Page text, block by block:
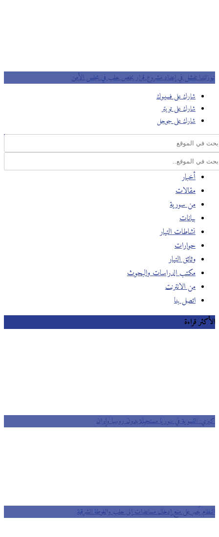
نيوزلندا تفشل في إعداد مشروع قرار يخص حلب في مجلس اﻷمن
شارك على فسيبوك
شارك على تويتر
شارك على جوجل
أخبار
مقالات
من سورية
بيانات
نشاطات التيار
حوارات
وثائق التيار
مكتب الدراسات والبحوث
من الانترنت
اتصل بنا
الأكثر قراءة
كيري: التسوية في سوريا مستحيلة بدون روسيا وإيران
النظام يُصر على منع إدخال مساعدات إلى حلب والغوطة الشرقية